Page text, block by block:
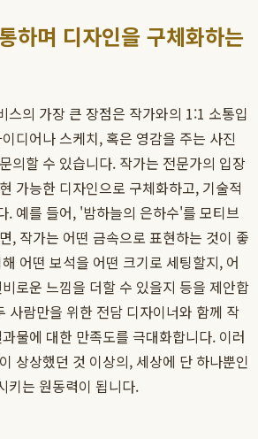
하며 디자인을 구체화하는
스의 가장 큰 장점은 작가와의 1:1 소통입
디어나 스케치, 혹은 영감을 주는 사진
의할 수 있습니다. 작가는 전문가의 입장
가능한 디자인으로 구체화하고, 기술적
. 예를 들어, '밤하늘의 은하수'를 모티브
, 작가는 어떤 금속으로 표현하는 것이 좋
어떤 보석을 어떤 크기로 세팅할지, 어
로운 느낌을 더할 수 있을지 등을 제안합
사람만을 위한 전담 디자이너와 함께 작
물에 대한 만족도를 극대화합니다. 이러
상상했던 것 이상의, 세상에 단 하나뿐인
키는 원동력이 됩니다.